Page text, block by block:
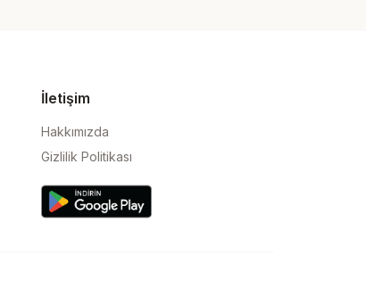
İletişim
Hakkımızda
Gizlilik Politikası